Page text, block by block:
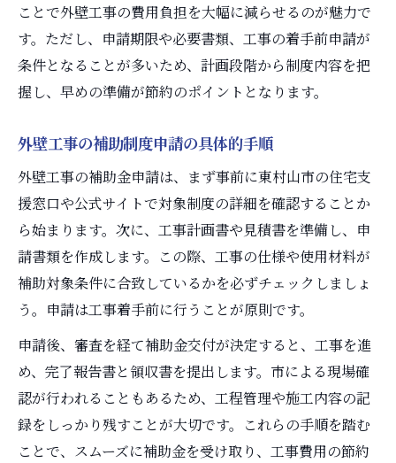
ことで外壁工事の費用負担を大幅に減らせるのが魅力で
す。ただし、申請期限や必要書類、工事の着手前申請が
条件となることが多いため、計画段階から制度内容を把
握し、早めの準備が節約のポイントとなります。
外壁工事の補助制度申請の具体的手順
外壁工事の補助金申請は、まず事前に東村山市の住宅支
援窓口や公式サイトで対象制度の詳細を確認することか
ら始まります。次に、工事計画書や見積書を準備し、申
請書類を作成します。この際、工事の仕様や使用材料が
補助対象条件に合致しているかを必ずチェックしましょ
う。申請は工事着手前に行うことが原則です。
申請後、審査を経て補助金交付が決定すると、工事を進
め、完了報告書と領収書を提出します。市による現場確
認が行われることもあるため、工程管理や施工内容の記
録をしっかり残すことが大切です。これらの手順を踏む
ことで、スムーズに補助金を受け取り、工事費用の節約